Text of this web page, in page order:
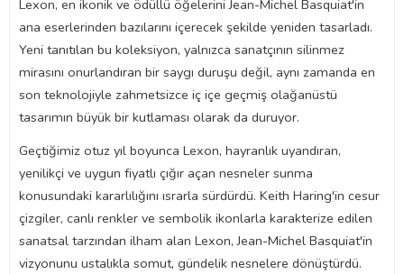
Lexon, en ikonik ve ödüllü öğelerini Jean-Michel Basquiat'in
ana eserlerinden bazılarını içerecek şekilde yeniden tasarladı.
Yeni tanıtılan bu koleksiyon, yalnızca sanatçının silinmez
mirasını onurlandıran bir saygı duruşu değil, aynı zamanda en
son teknolojiyle zahmetsizce iç içe geçmiş olağanüstü
tasarımın büyük bir kutlaması olarak da duruyor.
Geçtiğimiz otuz yıl boyunca Lexon, hayranlık uyandıran,
yenilikçi ve uygun fiyatlı çığır açan nesneler sunma
konusundaki kararlılığını ısrarla sürdürdü. Keith Haring'in cesur
çizgiler, canlı renkler ve sembolik ikonlarla karakterize edilen
sanatsal tarzından ilham alan Lexon, Jean-Michel Basquiat'in
vizyonunu ustalıkla somut, gündelik nesnelere dönüştürdü.